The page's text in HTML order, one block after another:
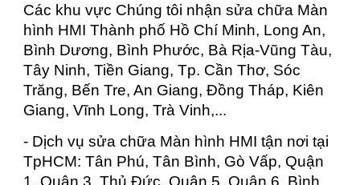
Các khu vực Chúng tôi nhận sửa chữa Màn
hình HMI Thành phố Hồ Chí Minh, Long An,
Bình Dương, Bình Phước, Bà Rịa-Vũng Tàu,
Tây Ninh, Tiền Giang, Tp. Cần Thơ, Sóc
Trăng, Bến Tre, An Giang, Đồng Tháp, Kiên
Giang, Vĩnh Long, Trà Vinh,...
- Dịch vụ sửa chữa Màn hình HMI tận nơi tại
TpHCM: Tân Phú, Tân Bình, Gò Vấp, Quận
1, Quận 3, Thủ Đức, Quận 5, Quận 6, Bình